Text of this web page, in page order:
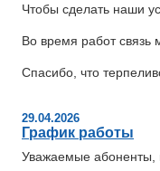
Чтобы сделать наши
Во время работ связь
Спасибо, что
29.04.2026
График работы
Уважаемые абоненты,